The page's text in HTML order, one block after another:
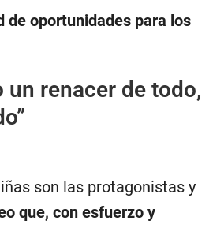
oportunidades para los
un renacer de todo,
son las protagonistas y
que, con esfuerzo y